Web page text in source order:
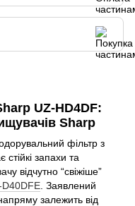
UZ-HD4DF:
Sharp
фільтр з
запахи та
відчутно “свіжіше”
D40DFE . Заявлений
залежить від